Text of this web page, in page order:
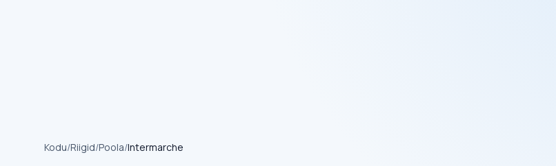
Kodu/Riigid/Poola/Intermarche